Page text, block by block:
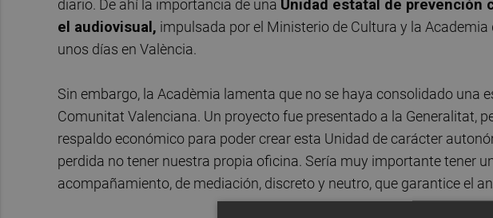
diario. De ahí la importancia de una Unidad estatal de prevención
el audiovisual, impulsada por el Ministerio de Cultura y la Academia
unos días en València.
Sin embargo, la Acadèmia lamenta que no se haya consolidado una
Comunitat Valenciana. Un proyecto fue presentado a la Generalitat,
respaldo económico para poder crear esta Unidad de carácter
perdida no tener nuestra propia oficina. Sería muy importante tener
acompañamiento, de mediación, discreto y neutro, que garantice el